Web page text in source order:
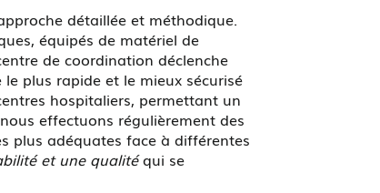
détaillée et méthodique.
équipés de matériel de
de coordination déclenche
plus rapide et le mieux sécurisé
hospitaliers, permettant un
effectuons régulièrement des
plus adéquates face à différentes
et une qualitéqui se